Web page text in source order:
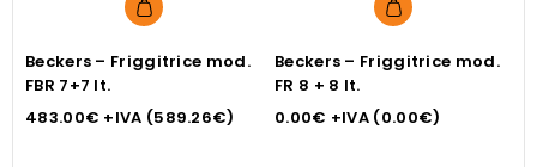
Beckers – Friggitrice mod.
FBR 7+7 lt.
483.00€ +IVA (589.26€)
Beckers – Friggitrice mod.
FR 8 + 8 lt.
0.00€ +IVA (0.00€)